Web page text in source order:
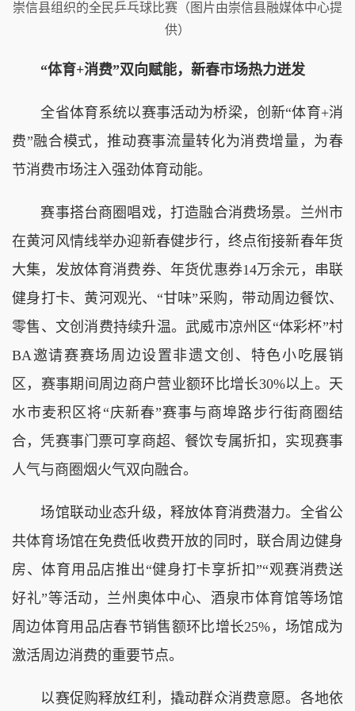
崇信县组织的全民乒乓球比赛（图片由崇信县融媒体中心提
供）
“体育+消费”双向赋能，新春市场热力迸发
全省体育系统以赛事活动为桥梁，创新“体育+消
费”融合模式，推动赛事流量转化为消费增量，为春
节消费市场注入强劲体育动能。
赛事搭台商圈唱戏，打造融合消费场景。兰州市
在黄河风情线举办迎新春健步行，终点衔接新春年货
大集，发放体育消费券、年货优惠券14万余元，串联
健身打卡、黄河观光、“甘味”采购，带动周边餐饮、
零售、文创消费持续升温。武威市凉州区“体彩杯”村
BA邀请赛赛场周边设置非遗文创、特色小吃展销
区，赛事期间周边商户营业额环比增长30%以上。天
水市麦积区将“庆新春”赛事与商埠路步行街商圈结
合，凭赛事门票可享商超、餐饮专属折扣，实现赛事
人气与商圈烟火气双向融合。
场馆联动业态升级，释放体育消费潜力。全省公
共体育场馆在免费低收费开放的同时，联合周边健身
房、体育用品店推出“健身打卡享折扣”“观赛消费送
好礼”等活动，兰州奥体中心、酒泉市体育馆等场馆
周边体育用品店春节销售额环比增长25%，场馆成为
激活周边消费的重要节点。
以赛促购释放红利，撬动群众消费意愿。各地依